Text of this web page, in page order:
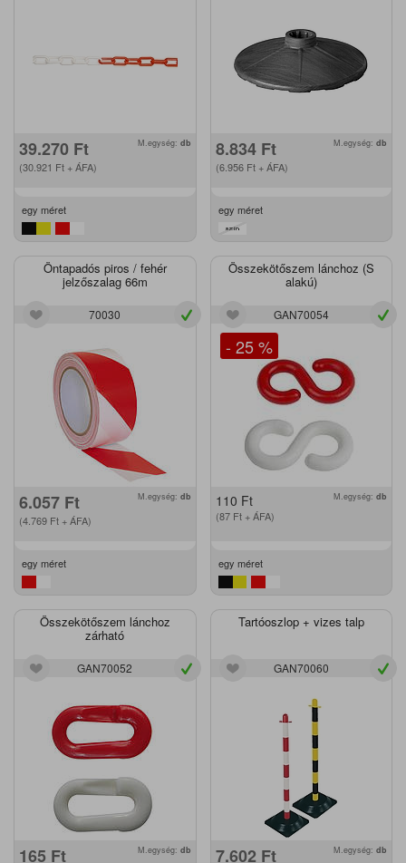
39.270 Ft
(30.921 Ft + ÁFA)
M.egység: db
egy méret
8.834 Ft
(6.956 Ft+ ÁFA)
M.egység: db
egy méret
Öntapadós piros / fehér
jelzőszalag 66m
70030
6.057 Ft
(4.769 Ft + ÁFA)
M.egység: db
egy méret
Összekötőszem lánchoz (S
alakú)
GAN70054
- 25 %
110 Ft
(87 Ft+ ÁFA)
M.egység: db
egy méret
Összekötőszem lánchoz
zárható
GAN70052
165 Ft M.egység: db
Tartóoszlop + vizes talp
GAN70060
7.602 Ft M.egység: db